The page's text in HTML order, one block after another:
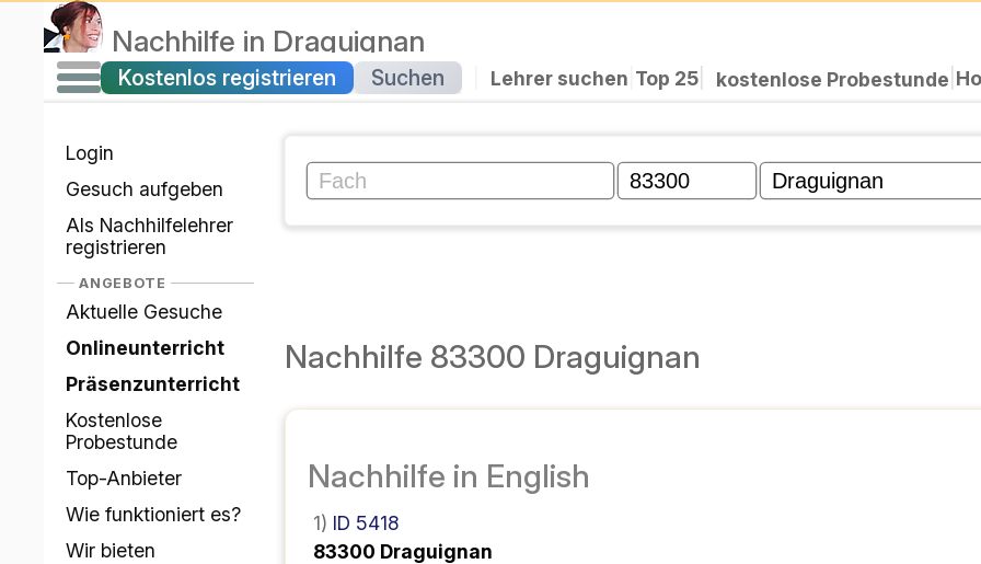
Nachhilfe in Draguignan
Kostenlos registrieren Suchen Lehrer suchen Top 25 kostenlose Probestunde
Login
Gesuch aufgeben
Als Nachhilfelehrer
registrieren
ANGEBOTE
Aktuelle Gesuche
Onlineunterricht
Präsenzunterricht
Kostenlose
Probestunde
Top-Anbieter
Wie funktioniert es?
Wir bieten
Nachhilfe 83300 Draguignan
Nachhilfe in English
1) ID 5418
83300 Draguignan